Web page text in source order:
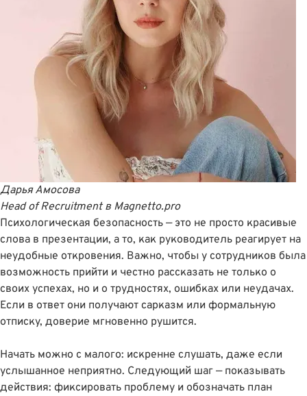
Дарья Амосова
Head of Recruitmentв Magnetto.pro
Психологическая безопасность — это не просто красивые
слова в презентации, а то, как руководитель реагирует на
неудобные откровения. Важно, чтобы у сотрудников была
возможность прийти и честно рассказать не только о
своих успехах, но и о трудностях, ошибках или неудачах.
Если в ответ они получают сарказм или формальную
отписку, доверие мгновенно рушится.
Начать можно с малого: искренне слушать, даже если
услышанное неприятно. Следующий шаг — показывать
действия: фиксировать проблему и обозначать план